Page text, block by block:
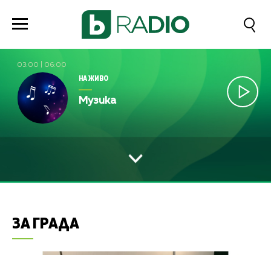
03:00 06:00
НА ЖИВО
Музика
ЗА ГРАДА